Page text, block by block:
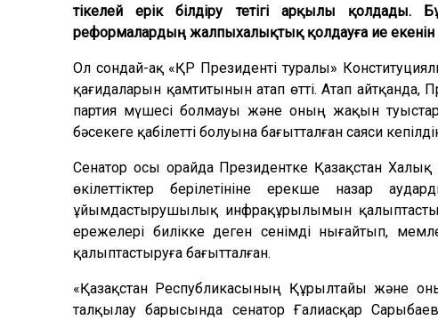
тікелей ерік білдіру тетігі арқылы қолдады.
реформалардың жалпыхалықтық қолдауға ие екенін
Ол сондай-ақ «ҚР Президенті туралы»
қағидаларын қамтитынын атап өтті. Атап айтқанда,
партия мүшесі болмауы және оның жақын
бәсекеге қабілетті болуына бағытталған саяси
Сенатор осы орайда Президентке Қазақстан
өкілеттіктер берілетініне ерекше назар
ұйымдастырушылық инфрақұрылымын
ережелері билікке деген сенімді нығайтып,
қалыптастыруға бағытталған.
«Қазақстан Республикасының Құрылтайы және
талқылау барысында сенатор Ғалиасқар